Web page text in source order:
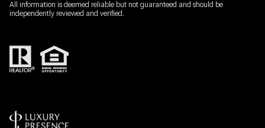
All information is deemed reliable but not guaranteed and should be
independently reviewed and verified.